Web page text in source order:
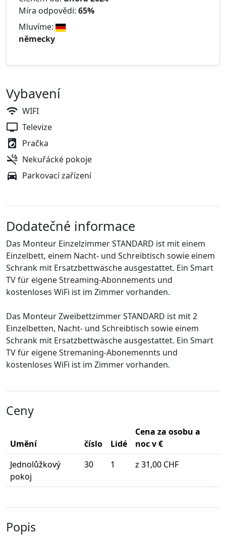
Míra odpovědi: 65%
Mluvíme:
německy
Vybavení
WIFI
Televize
Pračka
Nekuřácké pokoje
Parkovací zařízení
Dodatečné informace
Das Monteur Einzelzimmer STANDARD ist mit einem
Einzelbett, einem Nacht- und Schreibtisch sowie einem
Schrank mit Ersatzbettwäsche ausgestattet. Ein Smart
TV für eigene Streaming-Abonnements und
kostenloses WiFi ist im Zimmer vorhanden.
Das Monteur Zweibettzimmer STANDARD ist mit 2
Einzelbetten, Nacht- und Schreibtisch sowie einem
Schrank mit Ersatzbettwäsche ausgestattet. Ein Smart
TV für eigene Stremaning-Abonemennts und
kostenloses WiFi ist im Zimmer vorhanden.
Ceny
Umění číslo Lidé
Cena za osobu a
noc v €
Jednolůžkový
pokoj
30 1 z 31,00 CHF
Popis